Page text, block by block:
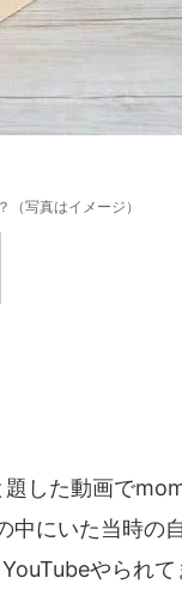
写真はイメージ）
した動画で
中にいた当時の
やられて